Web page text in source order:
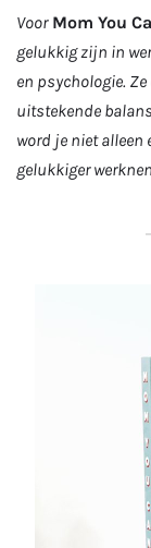
Voor Mom You
gelukkig zijn in
en psychologie.
uitstekende
word je niet alleen
gelukkiger